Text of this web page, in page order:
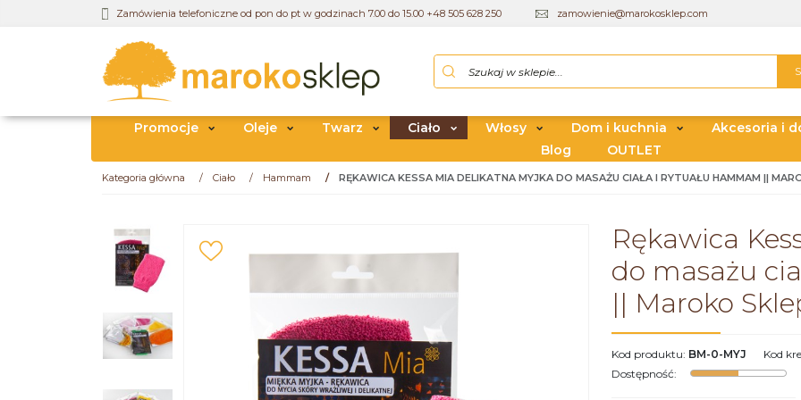
Zamówienia telefoniczne od pon do pt w godzinach 7.00 do 15.00 +48 505 628 250 zamowienie@marokosklep.com
Promocje Oleje Twarz Ciało Włosy Dom i kuchnia
Akcesoria i
Blog
OUTLET
Kategoria główna / Ciało / Hammam / RĘKAWICA KESSA MIA DELIKATNA MYJKA DO MASAŻU CIAŁA I RYTUAŁU HAMMAM ||
Rękawica
do masażu
|| Maroko
Kod produktu: BM-0-MYJ
Kod
Dostępność: